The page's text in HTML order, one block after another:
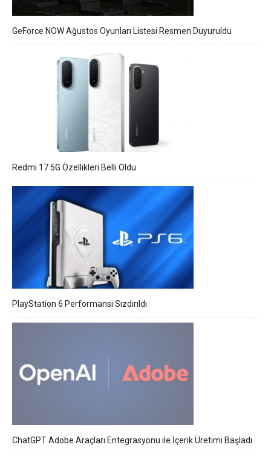
GeForce NOW Ağustos Oyunları Listesi Resmen Duyuruldu
Redmi 17 5G Özellikleri Belli Oldu
PlayStation 6 Performansı Sızdırıldı
ChatGPT Adobe Araçları Entegrasyonu ile İçerik Üretimi Başladı